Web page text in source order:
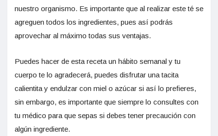
nuestro organismo. Es importante que al realizar este té se
agreguen todos los ingredientes, pues así podrás
aprovechar al máximo todas sus ventajas.
Puedes hacer de esta receta un hábito semanal y tu
cuerpo te lo agradecerá, puedes disfrutar una tacita
calientita y endulzar con miel o azúcar si así lo prefieres,
sin embargo, es importante que siempre lo consultes con
tu médico para que sepas si debes tener precaución con
algún ingrediente.